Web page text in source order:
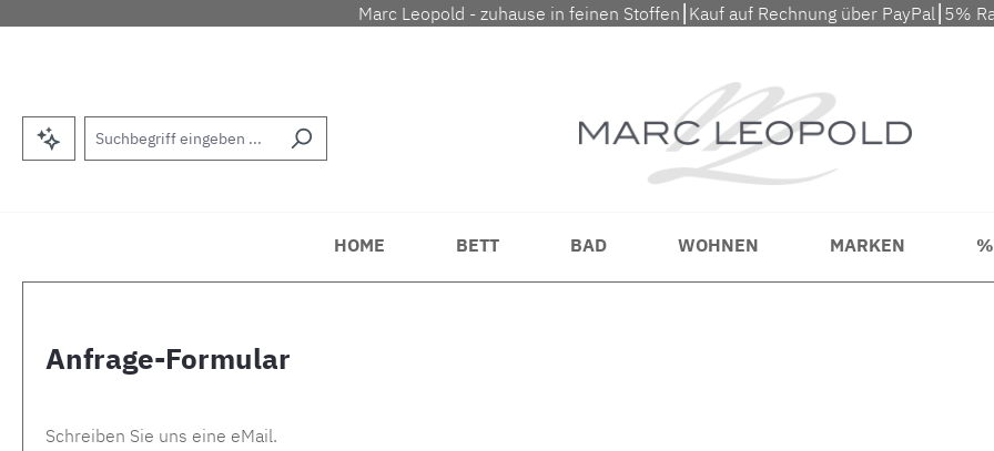
Hauptinhalt springen
Zur Suche springen
Zur Hauptnavigation springen
Marc Leopold - zuhause in feinen Stoffen⎮Kauf auf Rechnung über PayPal⎮5%
HOME BETT BAD WOHNEN MARKEN
Anfrage-Formular
Schreiben Sie uns eine eMail.